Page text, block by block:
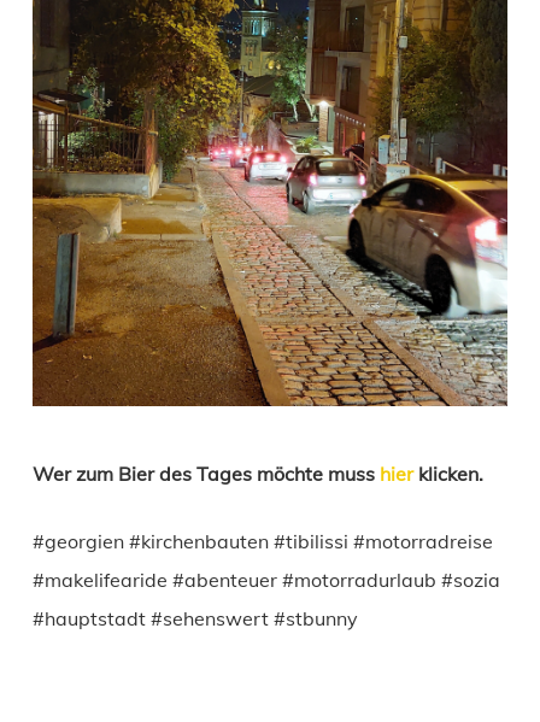
Wer zum Bier des Tages möchte muss hierklicken.
#georgien #kirchenbauten #tibilissi #motorradreise
#makelifearide #abenteuer #motorradurlaub #sozia
#hauptstadt #sehenswert #stbunny